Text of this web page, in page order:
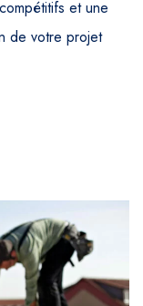
et une
de votre projet